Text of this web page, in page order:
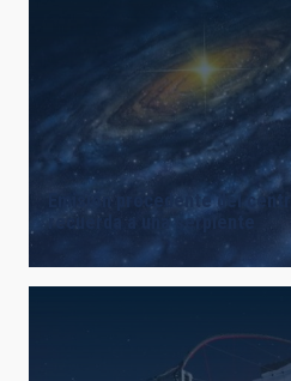
Emisión procedente del
recuerda a una serpiente